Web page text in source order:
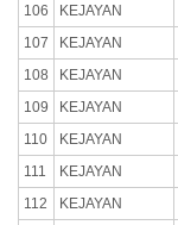
106
KEJAYAN
107
KEJAYAN
108
KEJAYAN
109
KEJAYAN
110
KEJAYAN
111
KEJAYAN
112
KEJAYAN